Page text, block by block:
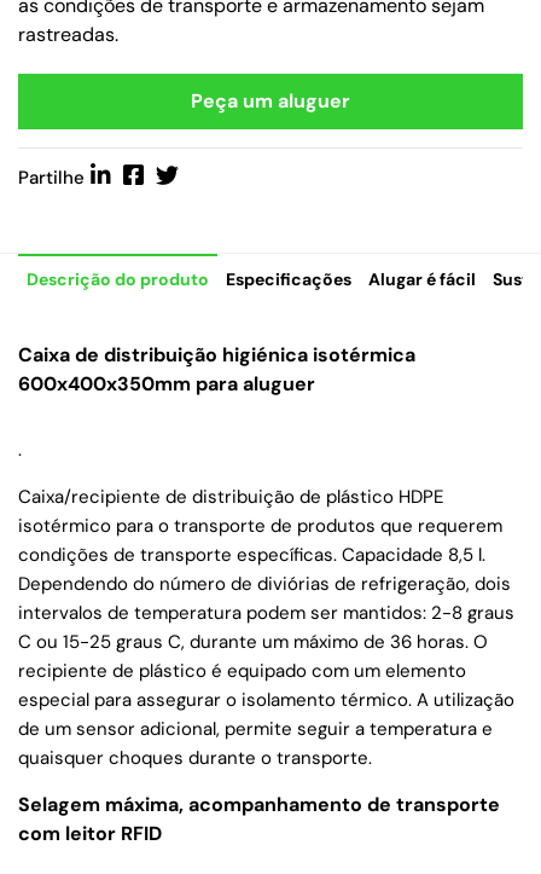
as condições de transporte e armazenamento sejam
rastreadas.
Peça um aluguer
Partilhe
Descrição do produto Especificações Alugar é fácil
Caixa de distribuição higiénica isotérmica
600x400x350mm para aluguer
.
Caixa/recipiente de distribuição de plástico HDPE
isotérmico para o transporte de produtos que requerem
condições de transporte específicas. Capacidade 8,5 l.
Dependendo do número de diviórias de refrigeração, dois
intervalos de temperatura podem ser mantidos: 2-8 graus
C ou 15-25 graus C, durante um máximo de 36 horas. O
recipiente de plástico é equipado com um elemento
especial para assegurar o isolamento térmico. A utilização
de um sensor adicional, permite seguir a temperatura e
quaisquer choques durante o transporte.
Selagem máxima, acompanhamento de transporte
com leitor RFID